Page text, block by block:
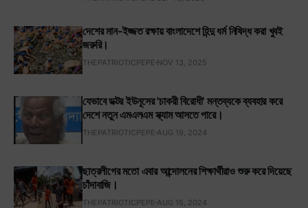
দেশের মান-ইজ্জত রক্ষায় বাংলাদেশে হিন্দু ধর্ম নিষিদ্ধ করা খুবই
জরুরি।
THEPATRIOTICPEPE NOV 13, 2025
যেভাবে ডক্টর ইউনূসের 'চাকরী বিরোধী' মন্তব্যকে ব্যবহার করে
দেশে নতুন এমএলএম স্ক্যাম আসতে পারে।
THEPATRIOTICPEPE AUG 19, 2024
ছাত্রলীগের মতো এবার আন্দোলনের শিক্ষার্থীরাও শুরু করে দিয়েছে
চাঁদাবাজি।
THEPATRIOTICPEPE AUG 15, 2024